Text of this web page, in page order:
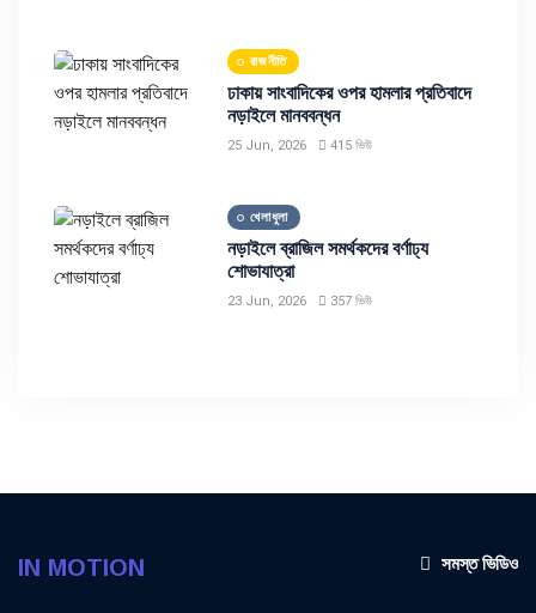
রাজনীতি
ঢাকায় সাংবাদিকের ওপর হামলার প্রতিবাদে
নড়াইলে মানববন্ধন
25 Jun, 2026 415 ভিউ
খেলাধুলা
নড়াইলে ব্রাজিল সমর্থকদের বর্ণাঢ্য
শোভাযাত্রা
23 Jun, 2026 357 ভিউ
IN MOTION সমস্ত ভিডিও